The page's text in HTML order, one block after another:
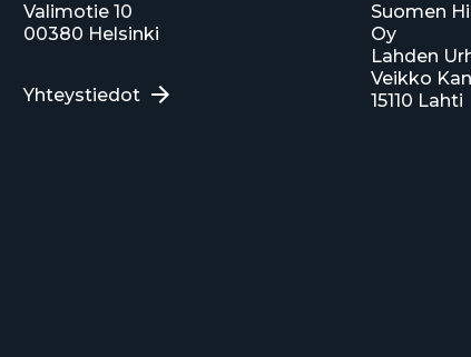
Valimotie 10
00380 Helsinki
Yhteystiedot
Suomen
Oy
Lahden
Veikko
15110 Lahti